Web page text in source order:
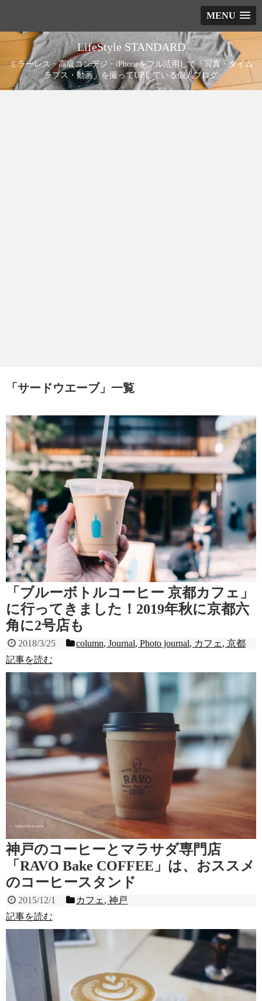
MENU
LifeStyle STANDARD
ミラーレス・高級コンデジ・iPhoneをフル活用して「写真・タイム
ラプス・動画」を撮ってUPしている個人ブログ
「 サードウエーブ」 一覧
「ブルーボトルコーヒー 京都カフェ」
に行ってきました！2019年秋に京都六
角に2号店も
2018/3/25 column,Journal,Photo journal, カフェ ,京都
記事を読む
神戸のコーヒーとマラサダ専門店
「RAVO Bake COFFEE」は、おススメ
のコーヒースタンド
2015/12/1 カフェ ,神戸
記事を読む